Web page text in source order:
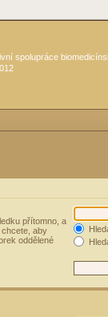
spolupráce
přítomno, a
aby
oddělené